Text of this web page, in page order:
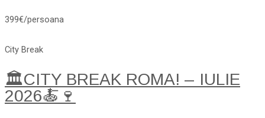
399€/persoana
City Break
🏛️CITY BREAK ROMA! – IULIE
2026🍝🍷